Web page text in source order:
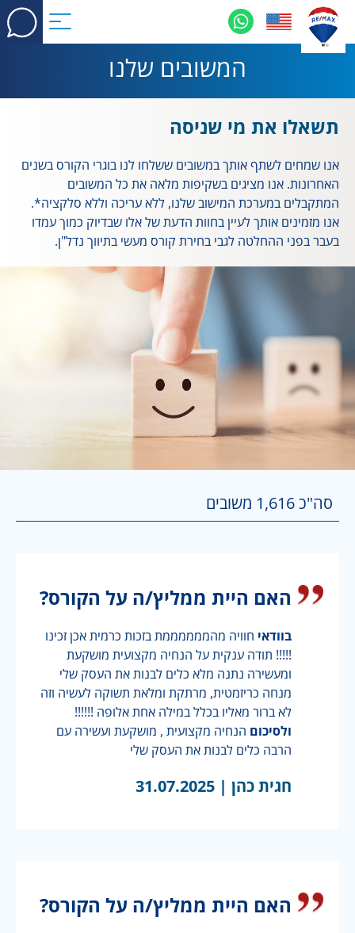
המשובים שלנו
תשאלו את מי שניסה
אנו שמחים לשתף אותך במשובים ששלחו לנו בוגרי הקורס בשנים
האחרונות. אנו מציגים בשקיפות מלאה את כל המשובים
המתקבלים במערכת המישוב שלנו, ללא עריכה וללא סלקציה*.
אנו מזמינים אותך לעיין בחוות הדעת של אלו שבדיוק כמוך עמדו
בעבר בפני ההחלטה לגבי בחירת קורס מעשי בתיווך נדל"ן.
סה"כ1,616 משובים
האם היית ממליץ/ה על הקורס?
בוודאי חוויה מהממממממת בזכות כרמית אכן זכינו
!!!!! תודה ענקית על הנחיה מקצועית מושקעת
ומעשירה נתנה מלא כלים לבנות את העסק שלי
מנחה כריזמטית, מרתקת ומלאת תשוקה לעשיה וזה
לא ברור מאליו בכלל במילה אחת אלופה !!!!!!
ולסיכום הנחיה מקצועית , מושקעת ועשירה עם
הרבה כלים לבנות את העסק שלי
חגית כהן | 31.07.2025
האם היית ממליץ/ה על הקורס?